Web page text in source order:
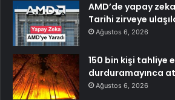
AMD’de yapay
Tarihi zirveye
Ağustos 6, 2026
150 bin kişi tahliye
durduramayınca
Ağustos 6, 2026